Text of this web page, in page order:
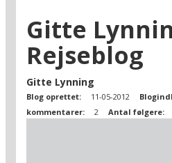
Gitte
Rejseblog
Gitte Lynning
Blog oprettet: 11-05-2012
kommentarer:
2 Antal følgere: